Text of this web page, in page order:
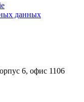
данных
6, офис 1106